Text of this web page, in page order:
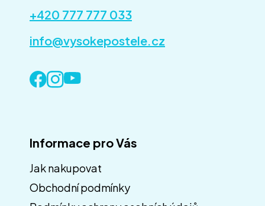
+420 777 777 033
info@vysokepostele.cz
Informace pro Vás
Jak nakupovat
Obchodní podmínky